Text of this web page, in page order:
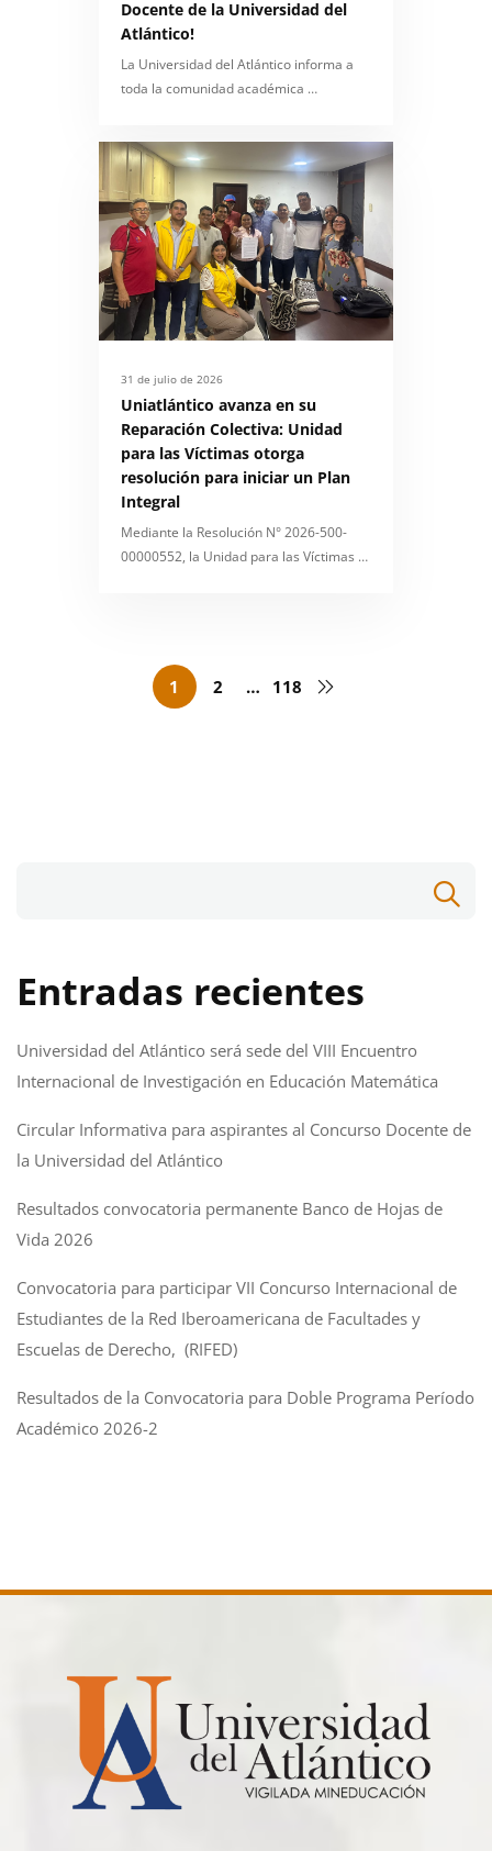
Docente de la Universidad del
Atlántico!
La Universidad del Atlántico informa a
toda la comunidad académica …
31 de julio de 2026
Uniatlántico avanza en su
Reparación Colectiva: Unidad
para las Víctimas otorga
resolución para iniciar un Plan
Integral
Mediante la Resolución N° 2026-500-
00000552, la Unidad para las Víctimas …
1 2 … 118
Entradas recientes
Universidad del Atlántico será sede del VIII Encuentro
Internacional de Investigación en Educación Matemática
Circular Informativa para aspirantes al Concurso Docente de
la Universidad del Atlántico
Resultados convocatoria permanente Banco de Hojas de
Vida 2026
Convocatoria para participar VII Concurso Internacional de
Estudiantes de la Red Iberoamericana de Facultades y
Escuelas de Derecho, (RIFED)
Resultados de la Convocatoria para Doble Programa Período
Académico 2026-2